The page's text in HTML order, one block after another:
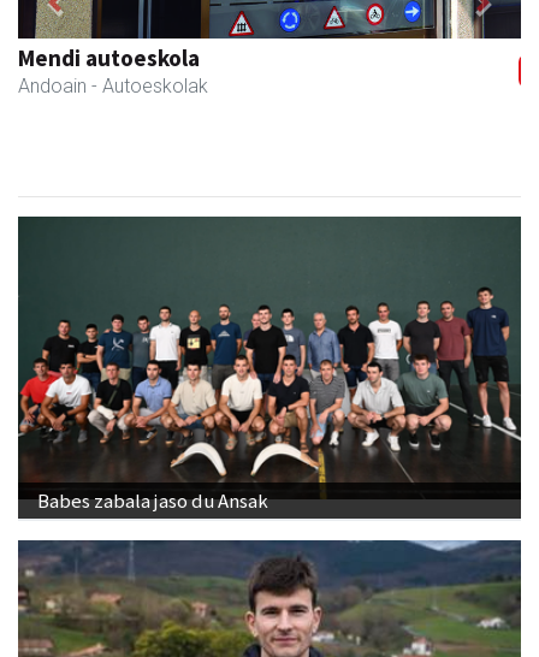
Adats ileapaindegi eta estetika
Andoain - Ile-apaindegiak
Previous Next
Babes zabala jaso du Ansak